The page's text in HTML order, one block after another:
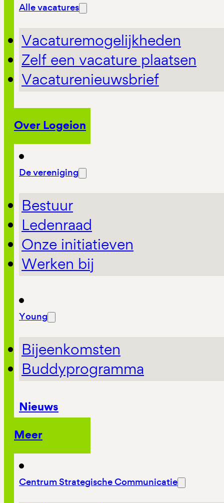
Alle vacatures
Vacaturemogelijkheden
Zelf een vacature plaatsen
Vacaturenieuwsbrief
Over Logeion
De vereniging
Bestuur
Ledenraad
Onze initiatieven
Werken bij
Young
Bijeenkomsten
Buddyprogramma
Nieuws
Meer
Centrum Strategische Communicatie